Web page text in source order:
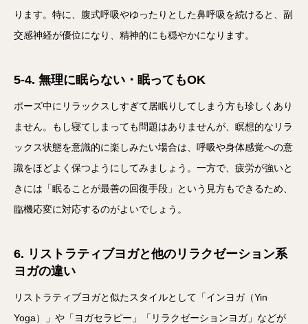
ります。特に、腹式呼吸やゆったりとした鼻呼吸を続けると、副
交感神経が優位になり、精神的にも穏やかになります。
5-4. 無理に眠らない・眠ってもOK
ポーズ中にリラックスしすぎて居眠りしてしまう方も珍しくあり
ません。もし寝てしまっても問題はありませんが、瞑想的なリラ
ックス状態を意識的に楽しみたい場合は、呼吸や身体感覚への意
識をほどよく保つようにしてみましょう。一方で、疲労が強いと
きには「眠ることが最善の回復手段」という見方もできるため、
臨機応変に対応するのがよいでしょう。
6. リストラティブヨガと他のリラクゼーション系
ヨガの違い
リストラティブヨガと似たスタイルとして「インヨガ（Yin
Yoga）」や「ヨガセラピー」「リラクゼーションヨガ」などが